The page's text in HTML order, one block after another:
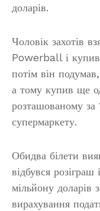
доларів.
Чоловік захотів
Powerball і купив
потім він
а тому купив ще
розташованому за
супермаркету.
Обидва білети
відбувся
мільйону
вирахування